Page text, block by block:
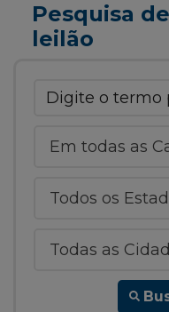
Pesquisa
leilão